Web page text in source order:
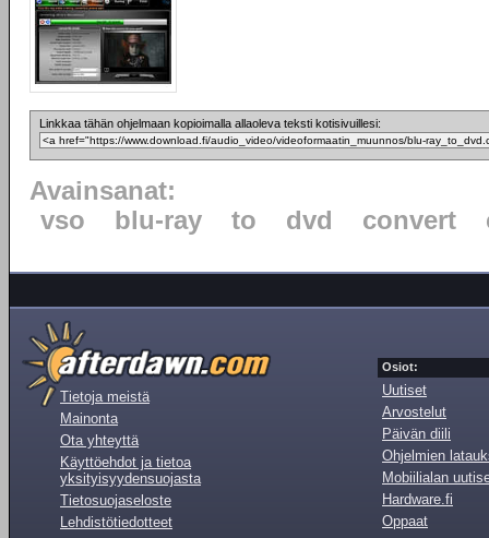
Linkkaa tähän ohjelmaan kopioimalla allaoleva teksti kotisivuillesi:
Avainsanat:
vso
blu-ray to dvd convert
Tietoja meistä
Mainonta
Ota yhteyttä
Käyttöehdot ja tietoa
yksityisyydensuojasta
Tietosuojaseloste
Lehdistötiedotteet
Osiot:
Uutiset
Arvostelut
Päivän diili
Ohjelmien
Mobiilialan
Hardware.fi
Oppaat